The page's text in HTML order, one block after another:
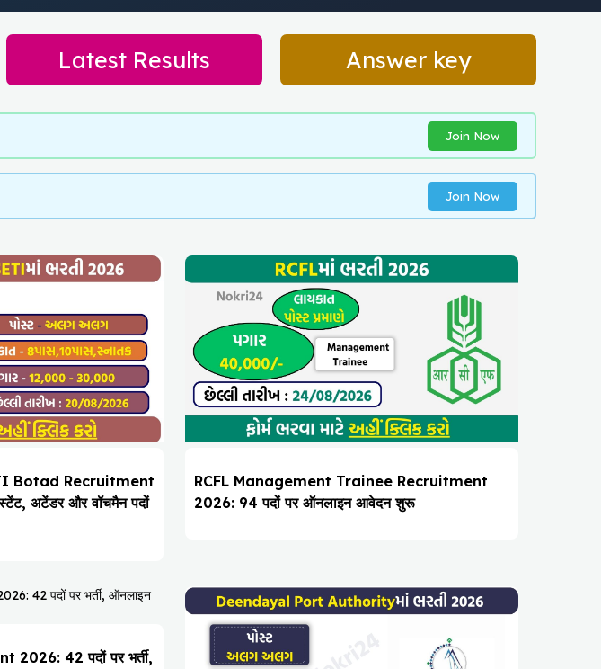
Latest Results Answer key
Join Now
Join Now
Botad Recruitment
अटेंडर और वॉचमैन पदों
RCFL Management Trainee Recruitment
2026: 94 पदों पर ऑनलाइन आवेदन शुरू
2026: 42 पदों पर भर्ती,